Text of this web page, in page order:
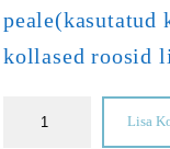
peale(kasutatud
kollased roosid
Lisa